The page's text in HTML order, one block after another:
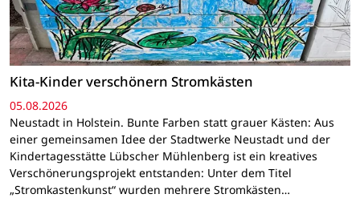
Kita-Kinder verschönern Stromkästen
05.08.2026
Neustadt in Holstein. Bunte Farben statt grauer Kästen: Aus
einer gemeinsamen Idee der Stadtwerke Neustadt und der
Kindertagesstätte Lübscher Mühlenberg ist ein kreatives
Verschönerungsprojekt entstanden: Unter dem Titel
„Stromkastenkunst“ wurden mehrere Stromkästen…